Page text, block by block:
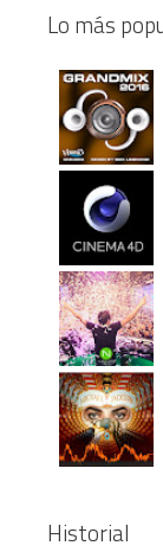
Lo más
Historial